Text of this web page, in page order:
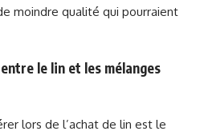
moindre qualité qui pourraient
le lin et les mélanges
lors de l’achat de lin est le